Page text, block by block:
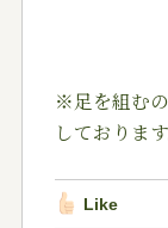
※足を組む
しております
Like